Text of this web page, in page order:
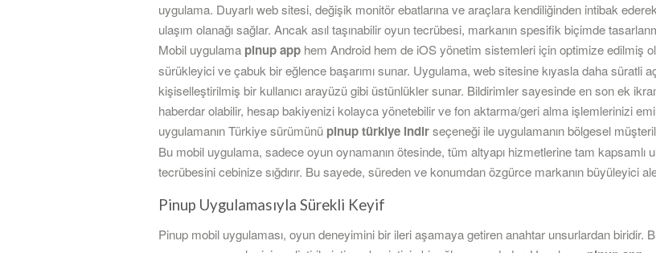
uygulama. Duyarlı web sitesi, değişik monitör ebatlarına ve araçlara kendiliğinden intibak
ulaşım olanağı sağlar. Ancak asıl taşınabilir oyun tecrübesi, markanın spesifik biçimde
Mobil uygulama pinup app hem Android hem de iOS yönetim sistemleri için optimize edilmiş
sürükleyici ve çabuk bir eğlence başarımı sunar. Uygulama, web sitesine kıyasla daha süratli
kişiselleştirilmiş bir kullanıcı arayüzü gibi üstünlükler sunar. Bildirimler sayesinde en son ek
haberdar olabilir, hesap bakiyenizi kolayca yönetebilir ve fon aktarma/geri alma işlemlerinizi
uygulamanın Türkiye sürümünü pinup türkiye indirseçeneği ile uygulamanın bölgesel
Bu mobil uygulama, sadece oyun oynamanın ötesinde, tüm altyapı hizmetlerine tam kapsamlı
tecrübesini cebinize sığdırır. Bu sayede, süreden ve konumdan özgürce markanın büyüleyici
Pinup Uygulamasıyla Sürekli Keyif
Pinup mobil uygulaması, oyun deneyimini bir ileri aşamaya getiren anahtar unsurlardan biridir.